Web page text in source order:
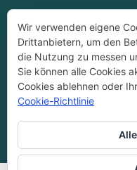
ÚLTIMAS
Wir verwenden eigene
Drittanbietern, um den
die Nutzung zu messen
Sie können alle Cookies
Cookies ablehnen oder
Cookie-Richtlinie